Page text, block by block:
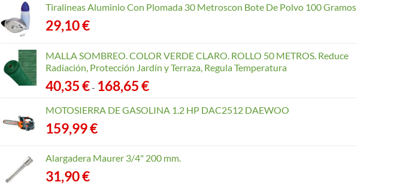
Tiralineas Aluminio Con Plomada 30 Metroscon Bote De Polvo 100 Gramos
29,10€
MALLA SOMBREO. COLOR VERDE CLARO. ROLLO 50 METROS. Reduce
Radiación, Protección Jardín y Terraza, Regula Temperatura
40,35€- 168,65€Rango
precios:
168,65 €
MOTOSIERRA DE GASOLINA 1.2 HP DAC2512 DAEWOO
159,99€
Alargadera Maurer 3/4" 200 mm.
31,90€